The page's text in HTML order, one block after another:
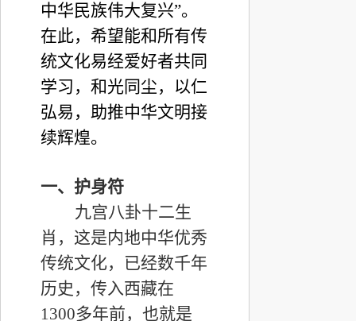
中华民族伟大复兴”。
在此，希望能和所有传
统文化易经爱好者共同
学习，和光同尘，以仁
弘易，助推中华文明接
续辉煌。
一、护身符
九宫八卦十二生
肖，这是内地中华优秀
传统文化，已经数千年
历史，传入西藏在
1300多年前，也就是